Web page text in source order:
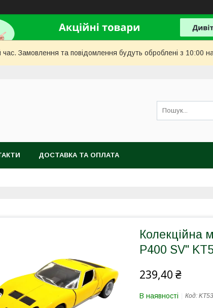
час. Замовлення та повідомлення будуть оброблені з 10:00
ДОСТАВКА ТА ОПЛАТА
Колекційна
P400 SV"
239,40 ₴
В наявності Код: